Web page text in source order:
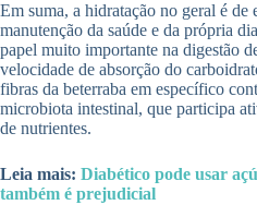
Em suma, a hidratação no geral é de
manutenção da saúde e da própria
papel muito importante na digestão
velocidade de absorção do
fibras da beterraba em específico
microbiota intestinal, que participa
de nutrientes.
Leia mais: Diabético pode usar
também é prejudicial